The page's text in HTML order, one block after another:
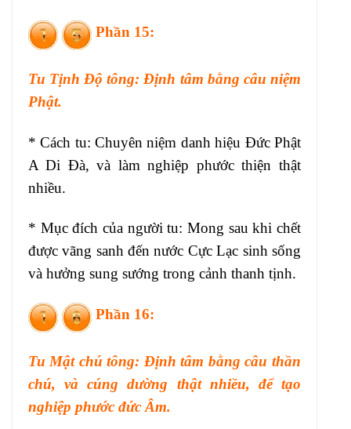
Phần 15:
Tu Tịnh Độ tông: Định tâm bằng câu niệm
Phật.
* Cách tu: Chuyên niệm danh hiệu Đức Phật
A Di Đà, và làm nghiệp phước thiện thật
nhiều.
* Mục đích của người tu: Mong sau khi chết
được vãng sanh đến nước Cực Lạc sinh sống
và hưởng sung sướng trong cảnh thanh tịnh.
Phần 16:
Tu Mật chú tông: Định tâm bằng câu thần
chú, và cúng dường thật nhiều, để tạo
nghiệp phước đức Âm.